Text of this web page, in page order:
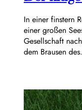
In einer finstern
einer großen
Gesellschaft
dem Brausen